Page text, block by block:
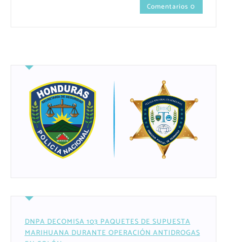
Comentarios 0
DNPA DECOMISA 103 PAQUETES DE SUPUESTA
MARIHUANA DURANTE OPERACIÓN ANTIDROGAS